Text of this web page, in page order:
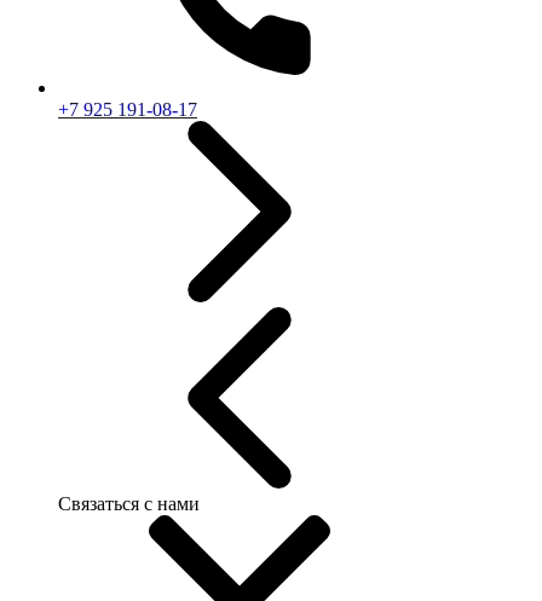
+7 925 191-08-17
Связаться с нами